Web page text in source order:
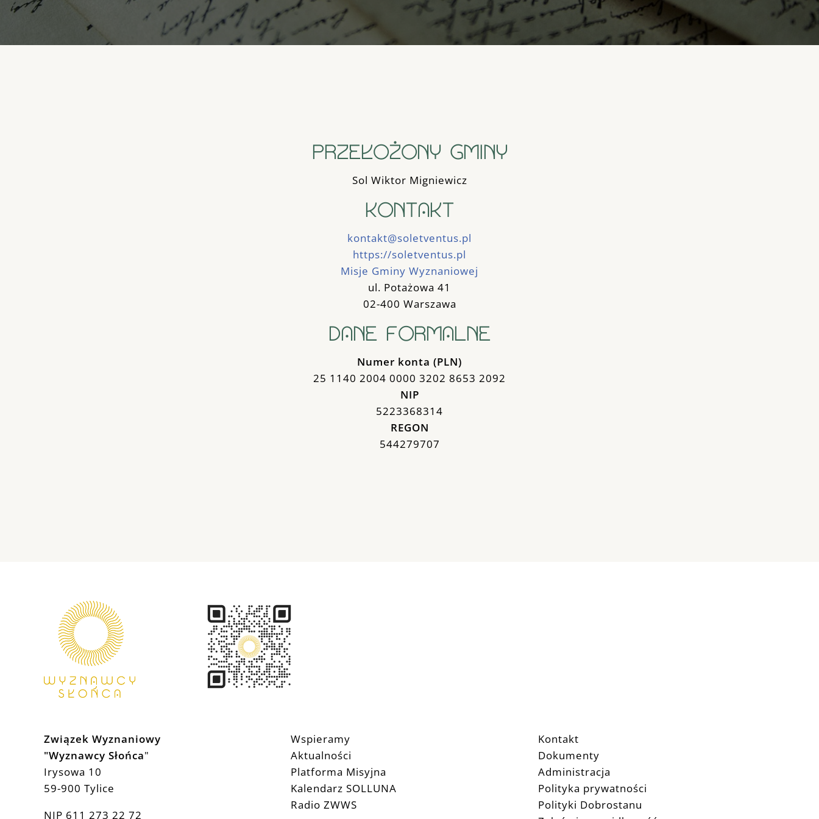
PRZEŁOŻONY GMINY
Sol Wiktor Migniewicz
KONTAKT
kontakt@soletventus.pl
https://soletventus.pl
Misje Gminy Wyznaniowej
ul. Potażowa 41
02-400 Warszawa
DANE FORMALNE
Numer konta (PLN)
25 1140 2004 0000 3202 8653 2092
NIP
5223368314
REGON
544279707
Związek Wyznaniowy
"Wyznawcy Słońca"
Irysowa 10
59-900 Tylice
NIP 611 273 22 72
Wspieramy
Aktualności
Platforma Misyjna
Kalendarz SOLLUNA
Radio ZWWS
Kontakt
Dokumenty
Administracja
Polityka prywatności
Polityki Dobrostanu